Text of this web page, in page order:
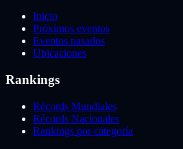
Inicio
Próximos eventos
Eventos pasados
Ubicaciones
Rankings
Récords Mundiales
Récords Nacionales
Rankings por categoría